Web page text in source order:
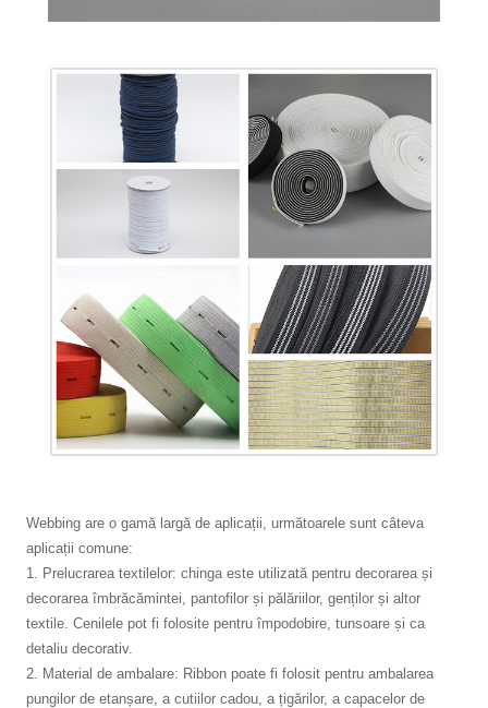
Webbing are o gamă largă de aplicații, următoarele sunt câteva
aplicații comune:
1. Prelucrarea textilelor: chinga este utilizată pentru decorarea și
decorarea îmbrăcămintei, pantofilor și pălăriilor, genților și altor
textile. Cenilele pot fi folosite pentru împodobire, tunsoare și ca
detaliu decorativ.
2. Material de ambalare: Ribbon poate fi folosit pentru ambalarea
pungilor de etanșare, a cutiilor cadou, a țigărilor, a capacelor de